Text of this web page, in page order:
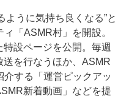
ように気持ち良くなる”と
「ASMR村」を開設。
設ページを公開。毎週
を行なうほか、ASMR
する「運営ピックアッ
新着動画」などを提